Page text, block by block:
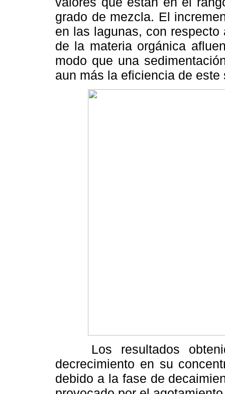
grado de mezcla. El
en las lagunas, con
de la materia orgánica
modo que una
aun más la eficiencia de
Los resultados
decrecimiento en su
debido a la fase de